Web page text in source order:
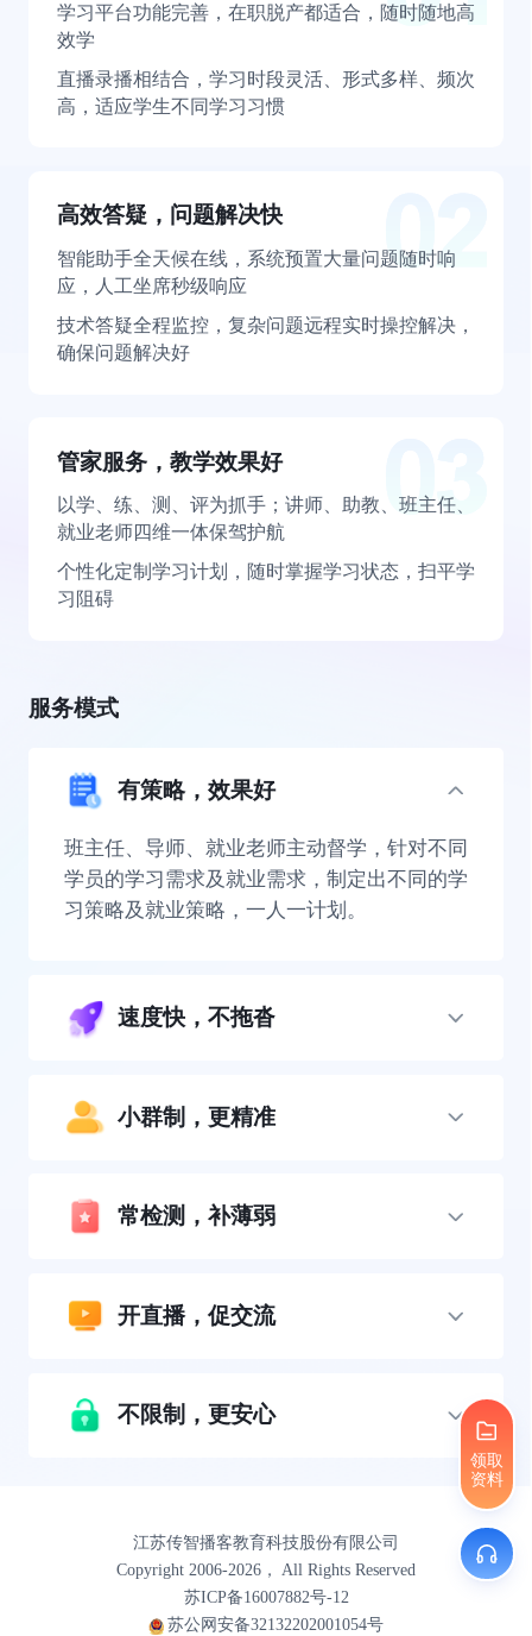
领取
资料
学习平台功能完善，在职脱产都适合，随时随地高
效学
直播录播相结合，学习时段灵活、形式多样、频次
高，适应学生不同学习习惯
高效答疑，问题解决快
智能助手全天候在线，系统预置大量问题随时响
应，人工坐席秒级响应
技术答疑全程监控，复杂问题远程实时操控解决，
确保问题解决好
管家服务，教学效果好
以学、练、测、评为抓手；讲师、助教、班主任、
就业老师四维一体保驾护航
个性化定制学习计划，随时掌握学习状态，扫平学
习阻碍
服务模式
有策略，效果好
班主任、导师、就业老师主动督学，针对不同
学员的学习需求及就业需求，制定出不同的学
习策略及就业策略，一人一计划。
速度快，不拖沓
小群制，更精准
常检测，补薄弱
开直播，促交流
不限制，更安心
江苏传智播客教育科技股份有限公司
Copyright 2006-2026， All Rights Reserved
苏ICP备16007882号-12
苏公网安备32132202001054号